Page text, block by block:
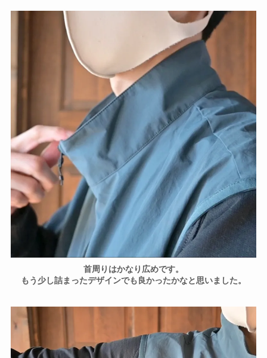
首周りはかなり広めです。
もう少し詰まったデザインでも良かったかなと思いました。